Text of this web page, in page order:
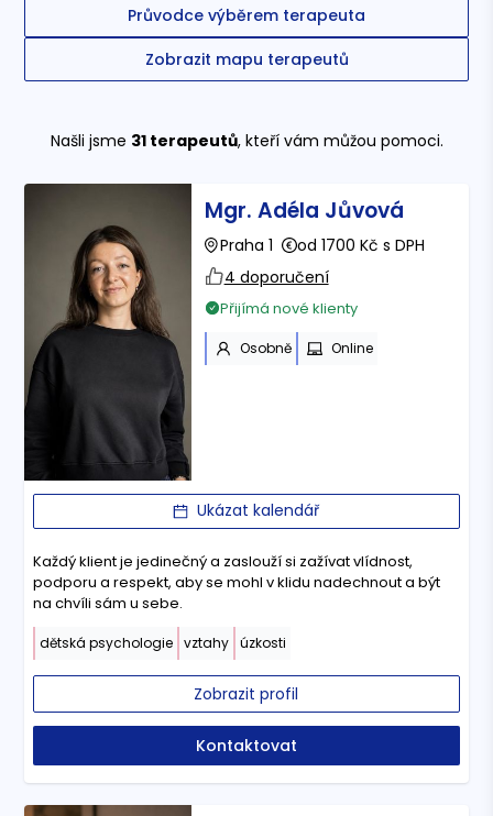
Průvodce výběrem terapeuta
Zobrazit mapu terapeutů
Našli jsme 31terapeutů, kteří vám můžou pomoci.
Mgr. Adéla Jůvová
Praha 1
od 1700 Kč s DPH
4 doporučení
Přijímá nové klienty
Osobně Online
Ukázat kalendář
Každý klient je jedinečný a zaslouží si zažívat vlídnost,
podporu a respekt, aby se mohl v klidu nadechnout a být
na chvíli sám u sebe.
dětská psychologie vztahy úzkosti
Zobrazit profil
Kontaktovat